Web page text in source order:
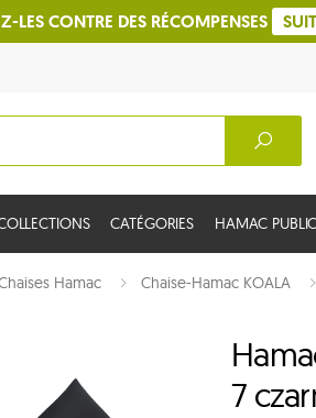
LES CONTRE DES RÉCOMPENSES
CATÉGORIES HAMAC
Hamac Chaise-Hamac KOALA
7